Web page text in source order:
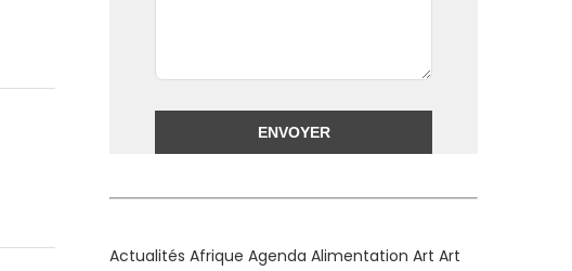
Actualités Afrique Agenda Alimentation Art Art